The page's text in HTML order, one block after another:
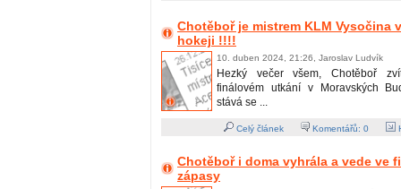
Chotěboř je mistrem KLM Vysočina
hokeji !!!!
10. duben 2024, 21:26, Jaroslav Ludvík
Hezký večer všem, Chotěboř
finálovém utkání v Moravských
stává se ...
Celý článek Komentářů: 0
Chotěboř i doma vyhrála a vede ve
zápasy